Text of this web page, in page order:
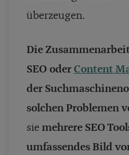
überzeugen.
Die
SEO oder Content
der
solchen Problemen
sie mehrere SEO
umfassendes Bild